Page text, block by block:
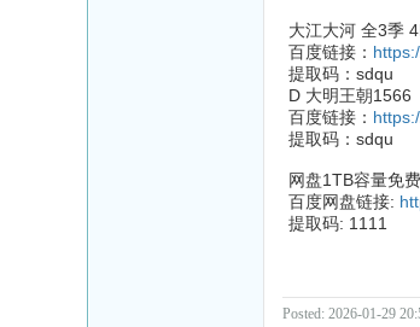
大江大河 全3季
百度链接：
提取码：sdqu
D 大明王朝1566
百度链接：
提取码：sdqu
网盘1TB容量免
百度网盘链接:
提取码: 1111
Posted: 2026-01-29